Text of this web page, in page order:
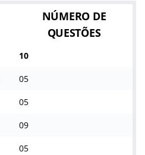
NÚMERO DE
QUESTÕES
10
05
05
09
05